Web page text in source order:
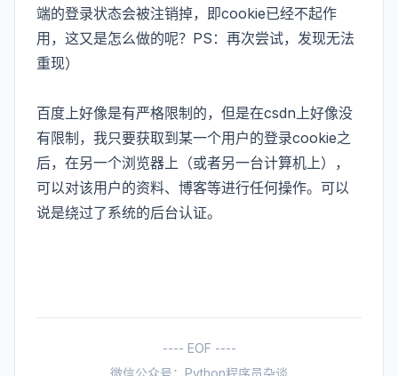
端的登录状态会被注销掉，即cookie已经不起作
用，这又是怎么做的呢？PS：再次尝试，发现无法
重现）
百度上好像是有严格限制的，但是在csdn上好像没
有限制，我只要获取到某一个用户的登录cookie之
后，在另一个浏览器上（或者另一台计算机上），
可以对该用户的资料、博客等进行任何操作。可以
说是绕过了系统的后台认证。
---- EOF ----
微信公众号：Python程序员杂谈